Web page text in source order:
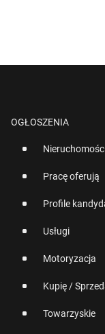
OGŁOSZENIA
Pracę oferują
Profile
Usługi
Motoryzacja
Kupię /
Towarzyskie